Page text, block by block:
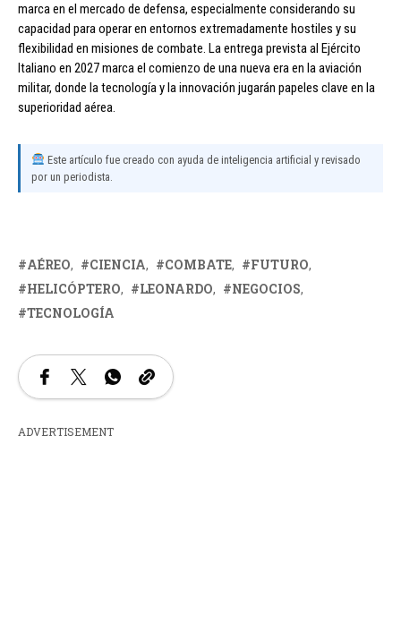
marca en el mercado de defensa, especialmente considerando su
capacidad para operar en entornos extremadamente hostiles y su
flexibilidad en misiones de combate. La entrega prevista al Ejército
Italiano en 2027 marca el comienzo de una nueva era en la aviación
militar, donde la tecnología y la innovación jugarán papeles clave en la
superioridad aérea.
Este artículo fue creado con ayuda de inteligencia artificial y revisado
por un periodista.
AÉREO CIENCIA COMBATE
FUTURO
HELICÓPTERO
LEONARDO
NEGOCIOS
TECNOLOGÍA
ADVERTISEMENT